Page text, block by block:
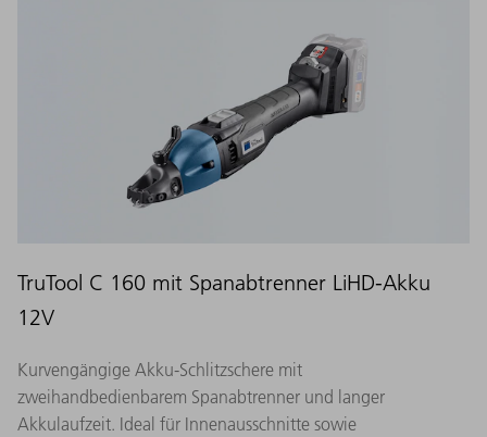
TruTool C 160 mit Spanabtrenner LiHD-Akku
12V
Kurvengängige Akku-Schlitzschere mit
zweihandbedienbarem Spanabtrenner und langer
Akkulaufzeit. Ideal für Innenausschnitte sowie